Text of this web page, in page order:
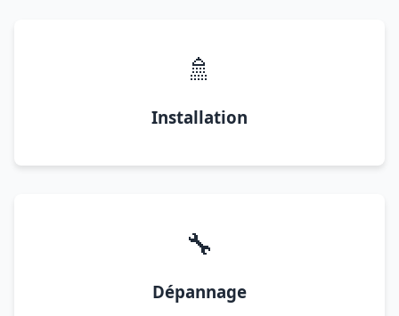
🚿
Installation
🔧
Dépannage